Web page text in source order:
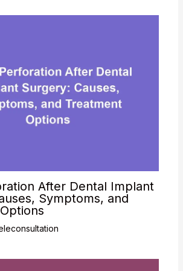
After Dental Implant
Symptoms, and